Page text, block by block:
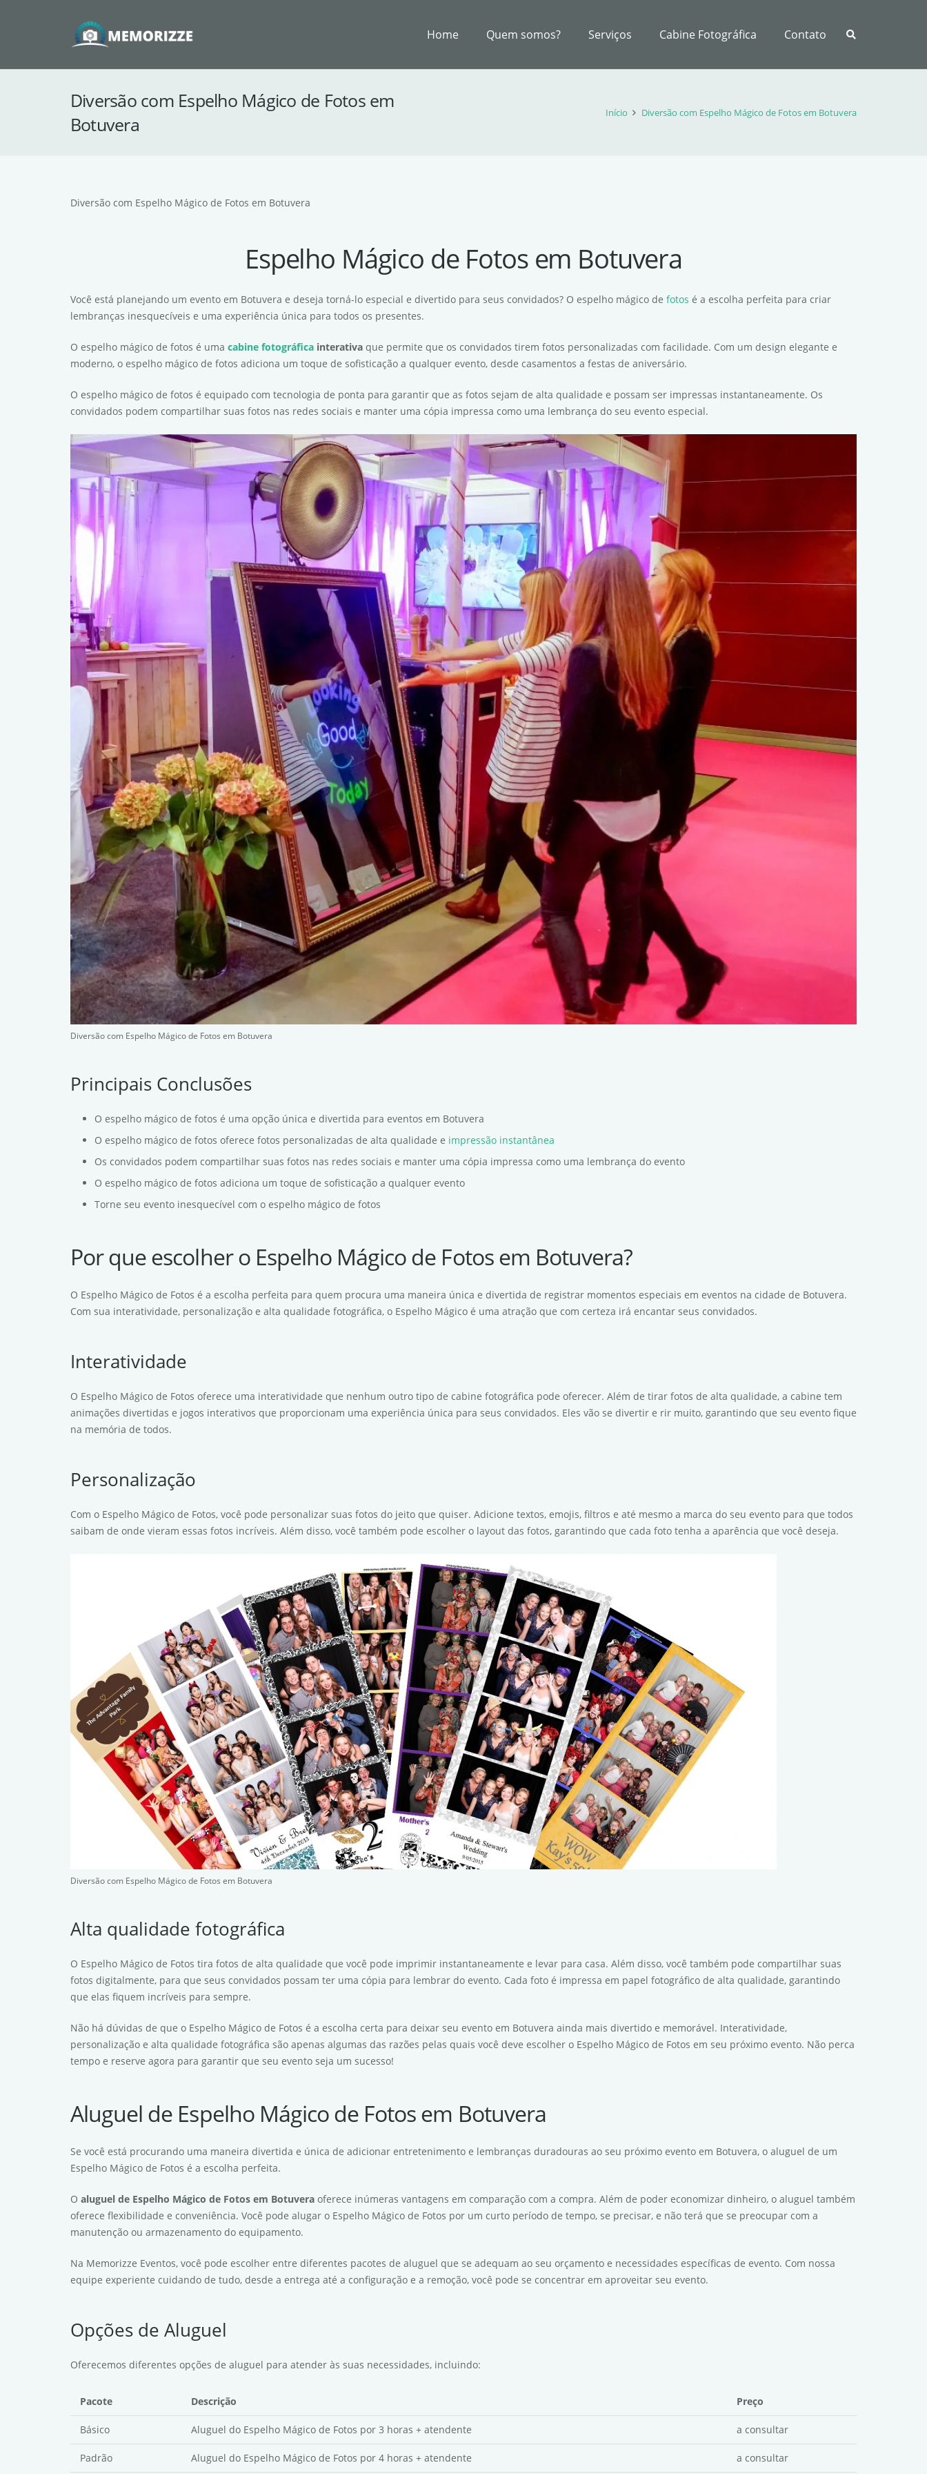
Home Quem somos? Serviços Cabine Fotográfica Contato
Diversão com Espelho Mágico de Fotos em
Botuvera
Início Diversão com Espelho Mágico de Fotos em Botuvera
Diversão com Espelho Mágico de Fotos em Botuvera
Espelho Mágico de Fotos em Botuvera
Você está planejando um evento em Botuvera e deseja torná-lo especial e divertido para seus convidados? O espelho mágico de fotos é a escolha perfeita para criar
lembranças inesquecíveis e uma experiência única para todos os presentes.
O espelho mágico de fotos é uma cabine fotográfica interativa que permite que os convidados tirem fotos personalizadas com facilidade. Com um design elegante e
moderno, o espelho mágico de fotos adiciona um toque de sofisticação a qualquer evento, desde casamentos a festas de aniversário.
O espelho mágico de fotos é equipado com tecnologia de ponta para garantir que as fotos sejam de alta qualidade e possam ser impressas instantaneamente. Os
convidados podem compartilhar suas fotos nas redes sociais e manter uma cópia impressa como uma lembrança do seu evento especial.
Diversão com Espelho Mágico de Fotos em Botuvera
Principais Conclusões
O espelho mágico de fotos é uma opção única e divertida para eventos em Botuvera
O espelho mágico de fotos oferece fotos personalizadas de alta qualidade e impressão instantânea
Os convidados podem compartilhar suas fotos nas redes sociais e manter uma cópia impressa como uma lembrança do evento
O espelho mágico de fotos adiciona um toque de sofisticação a qualquer evento
Torne seu evento inesquecível com o espelho mágico de fotos
Por que escolher o Espelho Mágico de Fotos em Botuvera?
O Espelho Mágico de Fotos é a escolha perfeita para quem procura uma maneira única e divertida de registrar momentos especiais em eventos na cidade de Botuvera.
Com sua interatividade, personalização e alta qualidade fotográfica, o Espelho Mágico é uma atração que com certeza irá encantar seus convidados.
Interatividade
O Espelho Mágico de Fotos oferece uma interatividade que nenhum outro tipo de cabine fotográfica pode oferecer. Além de tirar fotos de alta qualidade, a cabine tem
animações divertidas e jogos interativos que proporcionam uma experiência única para seus convidados. Eles vão se divertir e rir muito, garantindo que seu evento fique
na memória de todos.
Personalização
Com o Espelho Mágico de Fotos, você pode personalizar suas fotos do jeito que quiser. Adicione textos, emojis, filtros e até mesmo a marca do seu evento para que todos
saibam de onde vieram essas fotos incríveis. Além disso, você também pode escolher o layout das fotos, garantindo que cada foto tenha a aparência que você deseja.
Diversão com Espelho Mágico de Fotos em Botuvera
Alta qualidade fotográfica
O Espelho Mágico de Fotos tira fotos de alta qualidade que você pode imprimir instantaneamente e levar para casa. Além disso, você também pode compartilhar suas
fotos digitalmente, para que seus convidados possam ter uma cópia para lembrar do evento. Cada foto é impressa em papel fotográfico de alta qualidade, garantindo
que elas fiquem incríveis para sempre.
Não há dúvidas de que o Espelho Mágico de Fotos é a escolha certa para deixar seu evento em Botuvera ainda mais divertido e memorável. Interatividade,
personalização e alta qualidade fotográfica são apenas algumas das razões pelas quais você deve escolher o Espelho Mágico de Fotos em seu próximo evento. Não perca
tempo e reserve agora para garantir que seu evento seja um sucesso!
Aluguel de Espelho Mágico de Fotos em Botuvera
Se você está procurando uma maneira divertida e única de adicionar entretenimento e lembranças duradouras ao seu próximo evento em Botuvera, o aluguel de um
Espelho Mágico de Fotos é a escolha perfeita.
O aluguel de Espelho Mágico de Fotos em Botuvera oferece inúmeras vantagens em comparação com a compra. Além de poder economizar dinheiro, o aluguel também
oferece flexibilidade e conveniência. Você pode alugar o Espelho Mágico de Fotos por um curto período de tempo, se precisar, e não terá que se preocupar com a
manutenção ou armazenamento do equipamento.
Na Memorizze Eventos, você pode escolher entre diferentes pacotes de aluguel que se adequam ao seu orçamento e necessidades específicas de evento. Com nossa
equipe experiente cuidando de tudo, desde a entrega até a configuração e a remoção, você pode se concentrar em aproveitar seu evento.
Opções de Aluguel
Oferecemos diferentes opções de aluguel para atender às suas necessidades, incluindo:
Pacote Descrição Preço
Básico Aluguel do Espelho Mágico de Fotos por 3 horas + atendente a consultar
Padrão Aluguel do Espelho Mágico de Fotos por 4 horas + atendente a consultar